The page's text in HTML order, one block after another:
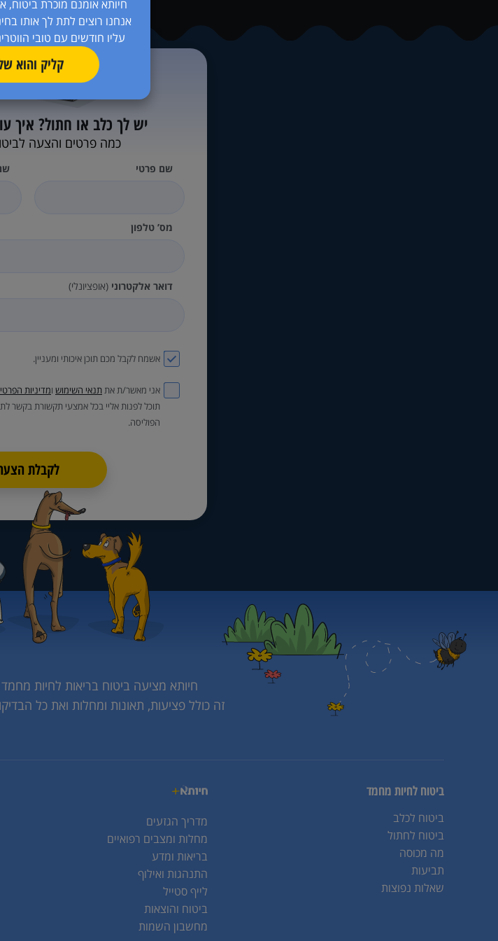
חיותא אומנם מוכרת ביטוח,
אנחנו רוצים לתת לך אותו
עליו חודשים עם טובי
קליק והוא
יש לך כלב או חתול? איך
כמה פרטים והצעה
שם פרטי
מס’ טלפון
דואר אלקטרוני (אופציונלי)
אשמח לקבל מכם תוכן איכותי ומעניין.
אני מאשר/ת אתתנאי השימוש ומדיניות
תוכל לפנות אליי בכל אמצעי תקשורת בקשר
הפוליסה.
לקבלת
חיותא מציעה ביטוח בריאות לחיות
זה כולל פציעות, תאונות ומחלות ואת כל
ביטוח לחיות מחמד
ביטוח לכלב
ביטוח לחתול
מה מכוסה
תביעות
שאלות נפוצות
מדריך הגזעים
מחלות ומצבים רפואיים
בריאות ומדע
התנהגות ואילוף
לייף סטייל
ביטוח והוצאות
מחשבון השמות